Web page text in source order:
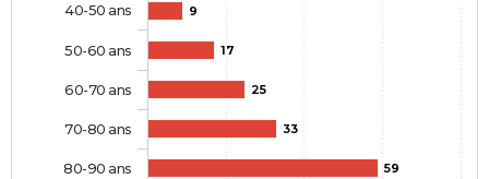
9
17
25
33
59
40-50 ans
50-60 ans
60-70 ans
70-80 ans
80-90 ans